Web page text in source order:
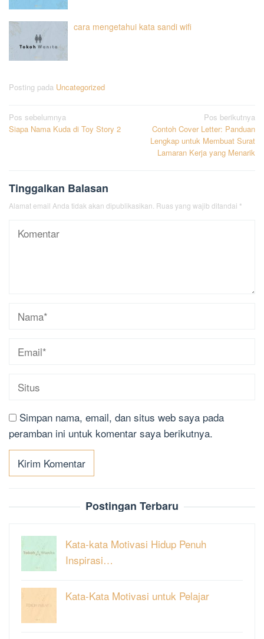
cara mengetahui kata sandi wifi
Posting pada Uncategorized
Navigasi
pos
Pos sebelumnya
Siapa Nama Kuda di Toy Story 2
Pos berikutnya
Contoh Cover Letter: Panduan
Lengkap untuk Membuat Surat
Lamaran Kerja yang Menarik
Tinggalkan Balasan
Alamat email Anda tidak akan dipublikasikan. Ruas yang wajib ditandai *
Simpan nama, email, dan situs web saya pada
peramban ini untuk komentar saya berikutnya.
Postingan Terbaru
Kata-kata Motivasi Hidup Penuh
Inspirasi…
Kata-Kata Motivasi untuk Pelajar